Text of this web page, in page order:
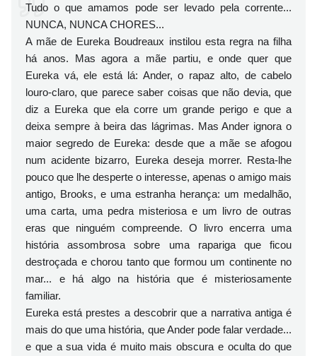
Tudo o que amamos pode ser levado pela corrente...
NUNCA, NUNCA CHORES...
A mãe de Eureka Boudreaux instilou esta regra na filha
há anos. Mas agora a mãe partiu, e onde quer que
Eureka vá, ele está lá: Ander, o rapaz alto, de cabelo
louro-claro, que parece saber coisas que não devia, que
diz a Eureka que ela corre um grande perigo e que a
deixa sempre à beira das lágrimas. Mas Ander ignora o
maior segredo de Eureka: desde que a mãe se afogou
num acidente bizarro, Eureka deseja morrer. Resta-lhe
pouco que lhe desperte o interesse, apenas o amigo mais
antigo, Brooks, e uma estranha herança: um medalhão,
uma carta, uma pedra misteriosa e um livro de outras
eras que ninguém compreende. O livro encerra uma
história assombrosa sobre uma rapariga que ficou
destroçada e chorou tanto que formou um continente no
mar... e há algo na história que é misteriosamente
familiar.
Eureka está prestes a descobrir que a narrativa antiga é
mais do que uma história, que Ander pode falar verdade...
e que a sua vida é muito mais obscura e oculta do que